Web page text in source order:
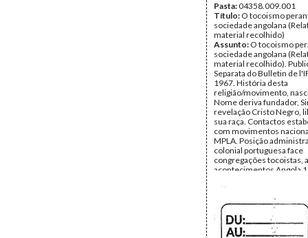
Pasta:04358.009.001
Título: O tocoismo
sociedade angolana
material recolhido)
Assunto: O tocoismo
sociedade angolana
material recolhido).
Separata do Bulletin de
1967. História desta
religião/movimento,
Nome deriva fundador,
revelação Cristo Negro,
sua raça. Contactos
com movimentos
MPLA. Posição
colonial portuguesa face
congregações tocoistas,
acontecimentos Angola
autoria Maria da Luz
milhões e meio adeptos,
Data:1967
Fundo:Arquivo Mário
Andrade